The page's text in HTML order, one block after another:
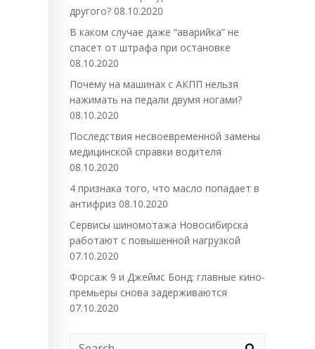
другого? 08.10.2020
В каком случае даже “аварийка” не
спасет от штрафа при остановке
08.10.2020
Почему на машинах с АКПП нельзя
нажимать на педали двумя ногами?
08.10.2020
Последствия несвоевременной замены
медицинской справки водителя
08.10.2020
4 признака того, что масло попадает в
антифриз 08.10.2020
Сервисы шиномотажа Новосибирска
работают с повышенной нагрузкой
07.10.2020
Форсаж 9 и Джеймс Бонд: главные кино-
премьеры снова задерживаются
07.10.2020
Search